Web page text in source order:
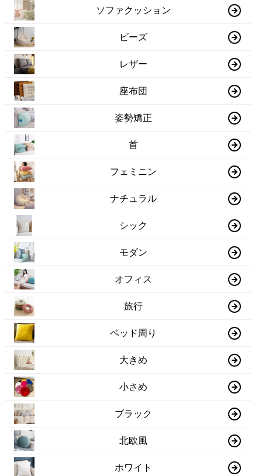
ソファクッション
ビーズ
レザー
座布団
姿勢矯正
首
フェミニン
ナチュラル
シック
モダン
オフィス
旅行
ベッド周り
大きめ
小さめ
ブラック
北欧風
ホワイト